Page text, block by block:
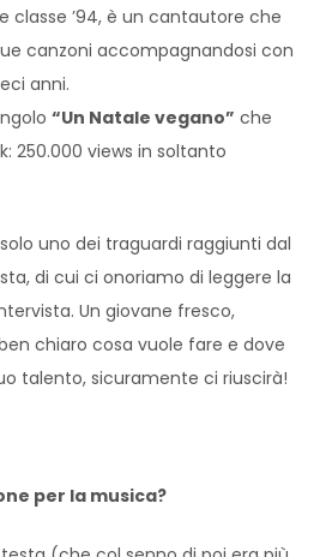
classe ’94, è un cantautore che
canzoni accompagnandosi con
anni.
“Un Natale vegano” che
250.000 views in soltanto
uno dei traguardi raggiunti dal
di cui ci onoriamo di leggere la
Un giovane fresco,
chiaro cosa vuole fare e dove
talento, sicuramente ci riuscirà!
per la musica?